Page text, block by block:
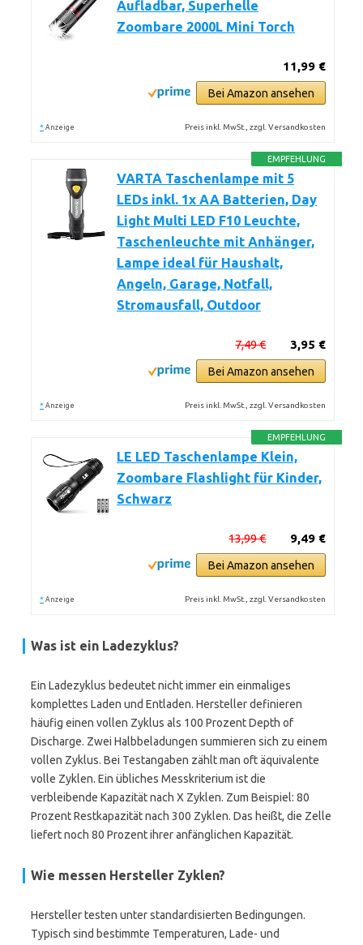
Aufladbar, Superhelle
Zoombare 2000L Mini Torch
11,99 €
Bei Amazon ansehen
* Anzeige Preis inkl. MwSt., zzgl. Versandkosten
EMPFEHLUNG
VARTA Taschenlampe mit 5
LEDs inkl. 1x AA Batterien, Day
Light Multi LED F10 Leuchte,
Taschenleuchte mit Anhänger,
Lampe ideal für Haushalt,
Angeln, Garage, Notfall,
Stromausfall, Outdoor
3,95 €
7,49 €
Bei Amazon ansehen
* Anzeige Preis inkl. MwSt., zzgl. Versandkosten
EMPFEHLUNG
LE LED Taschenlampe Klein,
Zoombare Flashlight für Kinder,
Schwarz
9,49 €
13,99 €
Bei Amazon ansehen
* Anzeige Preis inkl. MwSt., zzgl. Versandkosten
Was ist ein Ladezyklus?
Ein Ladezyklus bedeutet nicht immer ein einmaliges
komplettes Laden und Entladen. Hersteller definieren
häufig einen vollen Zyklus als 100 Prozent Depth of
Discharge. Zwei Halbbeladungen summieren sich zu einem
vollen Zyklus. Bei Testangaben zählt man oft äquivalente
volle Zyklen. Ein übliches Messkriterium ist die
verbleibende Kapazität nach X Zyklen. Zum Beispiel: 80
Prozent Restkapazität nach 300 Zyklen. Das heißt, die Zelle
liefert noch 80 Prozent ihrer anfänglichen Kapazität.
Wie messen Hersteller Zyklen?
Hersteller testen unter standardisierten Bedingungen.
Typisch sind bestimmte Temperaturen, Lade- und